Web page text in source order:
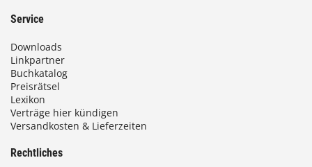
Service
Downloads
Linkpartner
Buchkatalog
Preisrätsel
Lexikon
Verträge hier kündigen
Versandkosten & Lieferzeiten
Rechtliches